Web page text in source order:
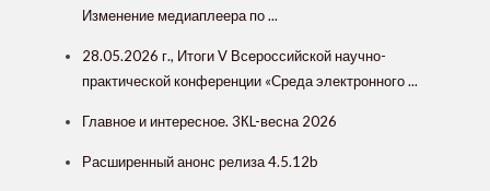
Изменение медиаплеера по ...
28.05.2026 г., Итоги V Всероссийской научно-
практической конференции «Среда электронного ...
Главное и интересное. 3КL-весна 2026
Расширенный анонс релиза 4.5.12b